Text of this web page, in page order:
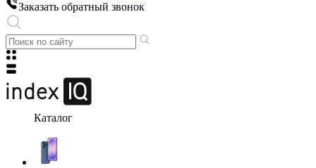
Заказать обратный звонок
Каталог